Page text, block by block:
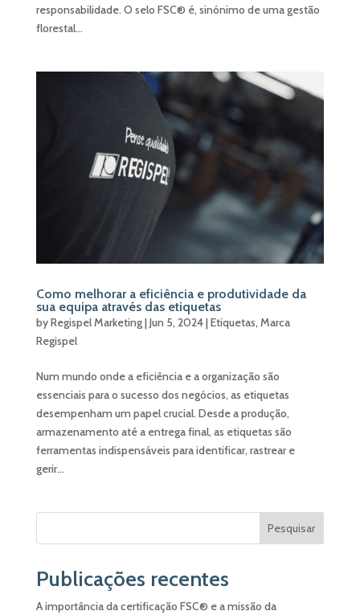
responsabilidade. O selo FSC® é, sinónimo de uma gestão
florestal...
Como melhorar a eficiência e produtividade da
sua equipa através das etiquetas
byRegispel Marketing|Jun 5, 2024|Etiquetas,Marca
Regispel
Num mundo onde a eficiência e a organização são
essenciais para o sucesso dos negócios, as etiquetas
desempenham um papel crucial. Desde a produção,
armazenamento até a entrega final, as etiquetas são
ferramentas indispensáveis para identificar, rastrear e
gerir...
Pesquisar
Publicações recentes
A importância da certificação FSC® e a missão da